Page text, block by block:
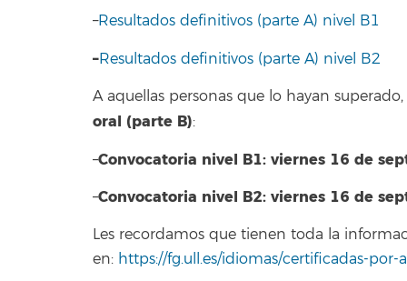
–Resultados definitivos (parte A) nivel B1
–Resultados definitivos (parte A) nivel B2
A aquellas personas que lo hayan
oral (parte B):
–Convocatoria nivel B1: viernes 16 de
–Convocatoria nivel B2: viernes 16 de
Les recordamos que tienen toda la
en: https://fg.ull.es/idiomas/certificadas-por-